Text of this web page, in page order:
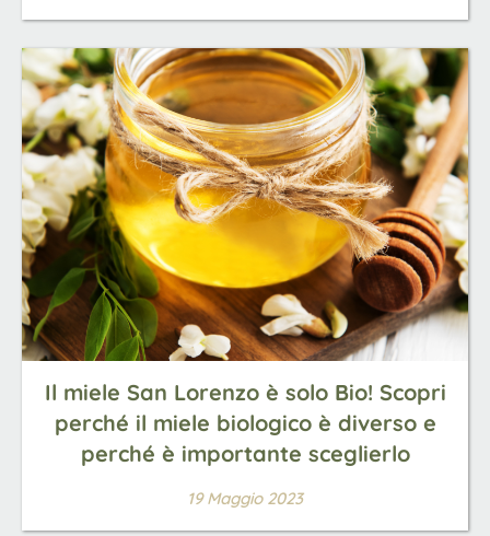
Il miele San Lorenzo è solo Bio! Scopri
perché il miele biologico è diverso e
perché è importante sceglierlo
19 Maggio 2023